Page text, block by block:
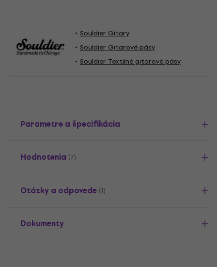
Souldier Gitary
Souldier Gitarové pásy
Souldier Textilné gitarové pásy
Parametre a špecifikácia
Hodnotenia (7)
Otázky a odpovede (1)
Dokumenty